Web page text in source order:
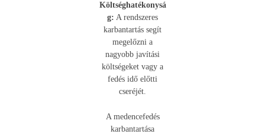
Költséghatékonysá
g: A rendszeres
karbantartás segít
megelőzni a
nagyobb javítási
költségeket vagy a
fedés idő előtti
cseréjét.
A medencefedés
karbantartása